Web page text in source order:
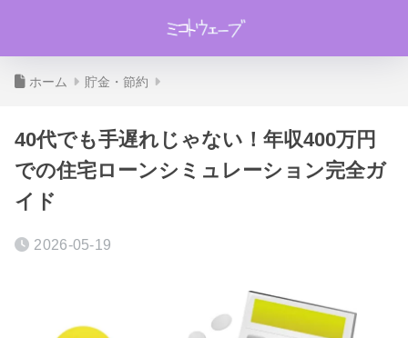
ホーム 貯金・節約
40代でも手遅れじゃない！年収400万円
での住宅ローンシミュレーション完全ガ
イド
2026-05-19